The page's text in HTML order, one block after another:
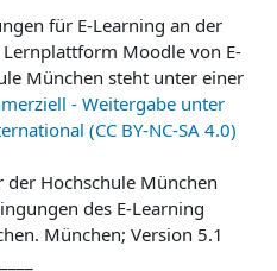
für E-Learning an der
Moodle von E-
München steht unter einer
- Weitergabe unter
(CC BY-NC-SA 4.0)
der Hochschule München
des E-Learning
München; Version 5.1